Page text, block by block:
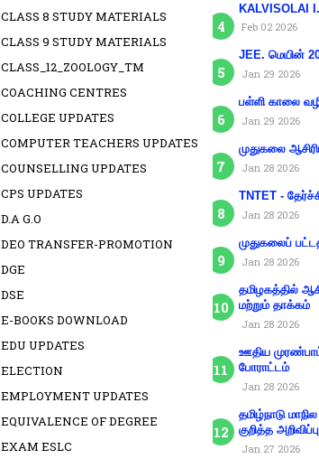
KALVISOLAI
Feb 02 2026
JEE. மெயின்
Jan 29 2026
பள்ளி காலை
Jan 29 2026
முதுகலை
Jan 28 2026
TNTET -
Jan 28 2026
முதுகலைப்
Jan 28 2026
தமிழகத்தில்
மற்றும் தாக்கம்
Jan 28 2026
ஊதிய
போராட்டம்
Jan 28 2026
தமிழ்நாடு
குறித்த
Jan 27 2026
CLASS 8 STUDY MATERIALS
CLASS 9 STUDY MATERIALS
CLASS_12_ZOOLOGY_TM
COACHING CENTRES
COLLEGE UPDATES
COMPUTER TEACHERS UPDATES
COUNSELLING UPDATES
CPS UPDATES
D.A G.O
DEO TRANSFER-PROMOTION
DGE
DSE
E-BOOKS DOWNLOAD
EDU UPDATES
ELECTION
EMPLOYMENT UPDATES
EQUIVALENCE OF DEGREE
EXAM ESLC